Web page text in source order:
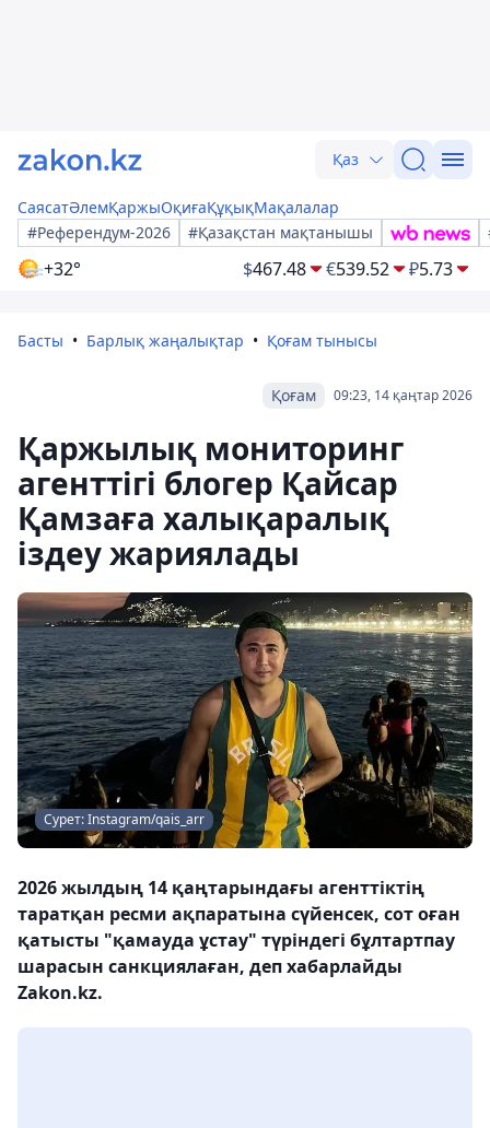
Қаз
СаясатӘлемҚаржыОқиғаҚұқықМақалалар
#Референдум-2026
#Қазақстан мақтанышы
+32° $467.48 €539.52 ₽5.73
Басты Барлық жаңалықтар Қоғам тынысы
09:23, 14 қаңтар 2026
Қоғам
Қаржылық мониторинг
агенттігі блогер Қайсар
Қамзаға халықаралық
іздеу жариялады
Сурет: Іnstagram/qais_arr
2026 жылдың 14 қаңтарындағы агенттіктің
таратқан ресми ақпаратына сүйенсек, сот оған
қатысты "қамауда ұстау" түріндегі бұлтартпау
шарасын санкциялаған, деп хабарлайды
Zakon.kz.